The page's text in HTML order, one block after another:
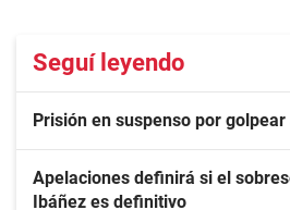
Seguí leyendo
Prisión en suspenso por
Apelaciones definirá si el
Ibáñez es definitivo